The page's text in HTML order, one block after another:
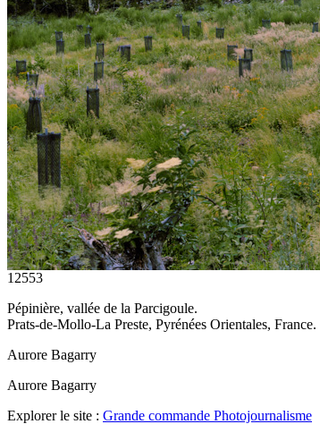
12553
Pépinière, vallée de la Parcigoule.
Prats-de-Mollo-La Preste, Pyrénées Orientales,
Aurore Bagarry
Aurore Bagarry
Explorer le site : Grande commande Photojournalisme